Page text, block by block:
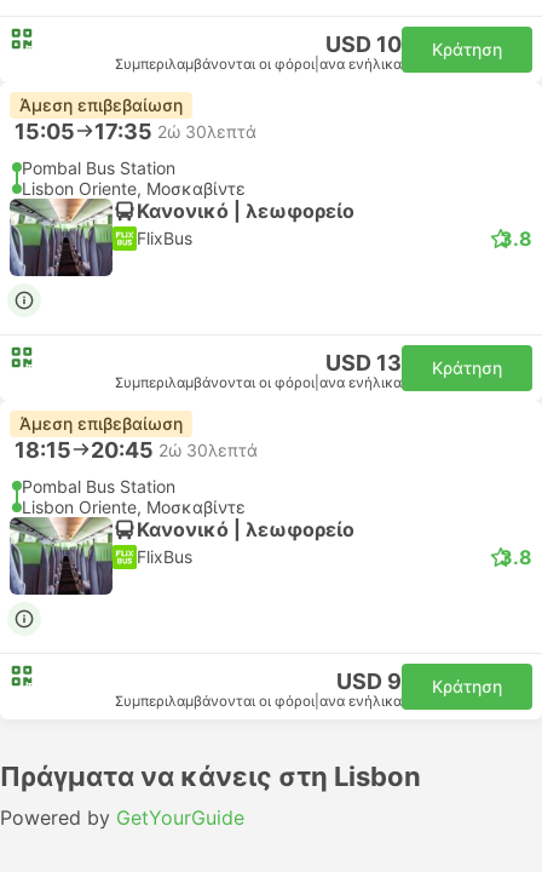
USD 10
Συμπεριλαμβάνονται οι φόροι ανα ενήλικα
Κράτηση
Άμεση επιβεβαίωση
15:05 17:35 2ώ 30λεπτά
Pombal Bus Station
Lisbon Oriente, Μοσκαβίντε
Κανονικό | λεωφορείο
FlixBus 3.8
USD 13
Συμπεριλαμβάνονται οι φόροι ανα ενήλικα
Κράτηση
Άμεση επιβεβαίωση
18:15 20:45 2ώ 30λεπτά
Pombal Bus Station
Lisbon Oriente, Μοσκαβίντε
Κανονικό | λεωφορείο
FlixBus 3.8
USD 9
Συμπεριλαμβάνονται οι φόροι ανα ενήλικα
Κράτηση
Πράγματα να κάνεις στη Lisbon
Powered by GetYourGuide